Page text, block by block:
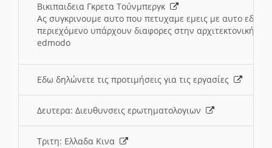
Βικιπαιδεια Γκρετα Τούνμπεργκ
Ας συγκρινουμε αυτο που πετυχαμε εμεις με αυτο εδω
περιεχόμενο υπάρχουν διαφορες στην αρχιτεκτονική
edmodo
Εδω δηλώνετε τις προτιμήσεις για τις εργασίες
Δευτερα: Διευθυνσεις ερωτηματολογιων
Τριτη: Ελλαδα Κινα